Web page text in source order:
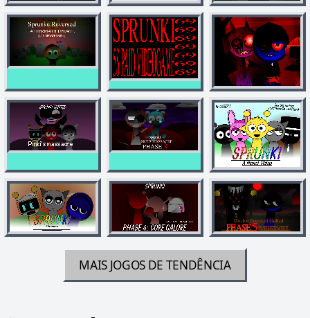
MAIS JOGOS DE TENDÊNCIA